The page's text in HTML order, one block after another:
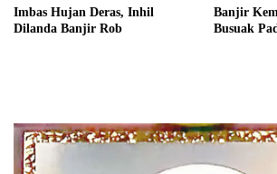
Imbas Hujan Deras, Inhil
Dilanda Banjir Rob
Banjir
Busuak